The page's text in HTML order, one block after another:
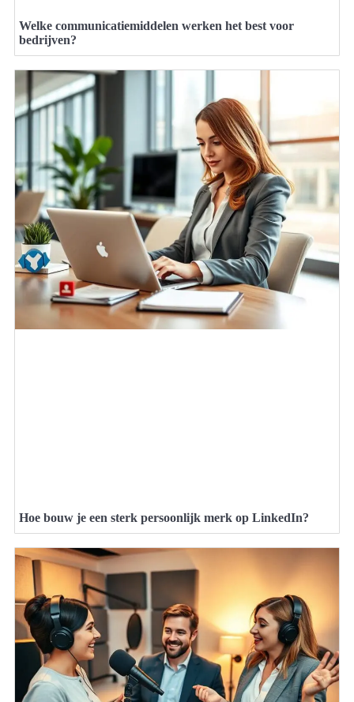
Welke communicatiemiddelen werken het best voor
bedrijven?
Hoe bouw je een sterk persoonlijk merk op LinkedIn?